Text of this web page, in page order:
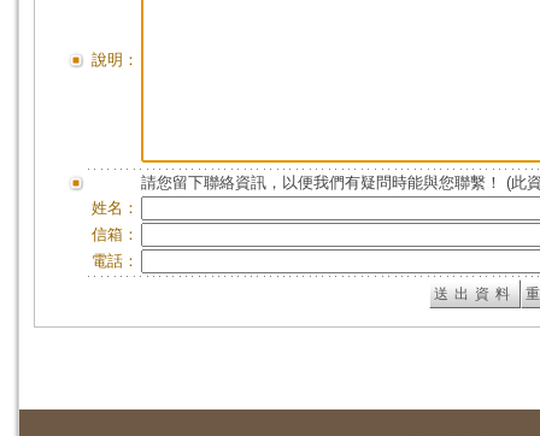
說明：
請您留下聯絡資訊，以便我們有疑問時能與您聯繫！ (此
姓名：
信箱：
電話：